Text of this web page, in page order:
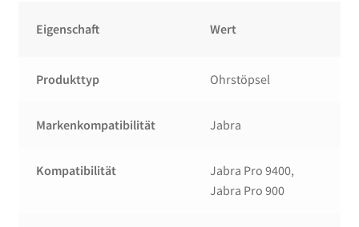
Eigenschaft Wert
Produkttyp Ohrstöpsel
Markenkompatibilität Jabra
Kompatibilität
Jabra Pro 9400,
Jabra Pro 900